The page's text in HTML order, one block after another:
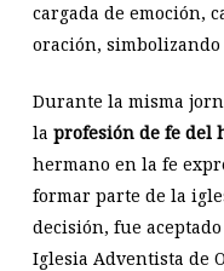
cargada de emoción,
oración,
Durante la misma
la profesión de fe del
hermano en la fe
formar parte de la
decisión, fue
Iglesia Adventista de